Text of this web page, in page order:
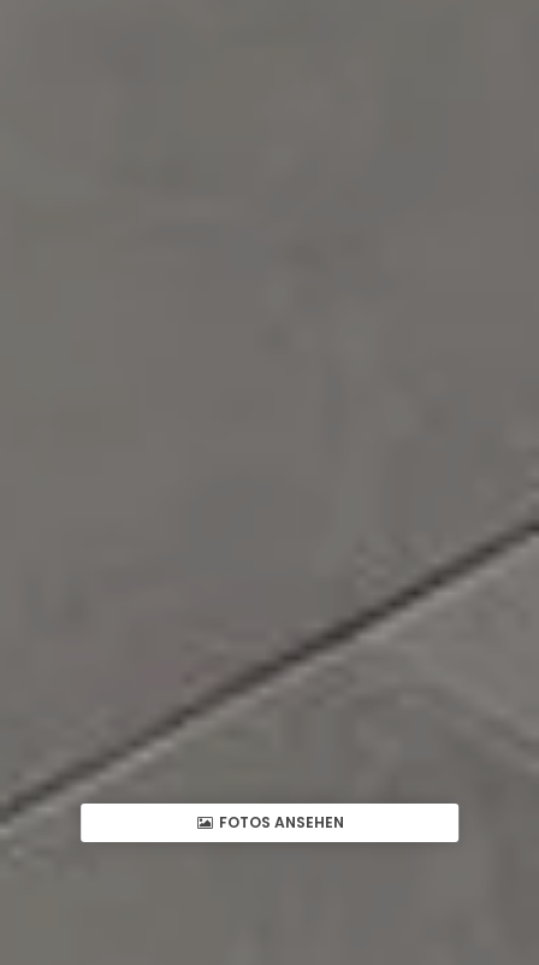
FOTOS ANSEHEN